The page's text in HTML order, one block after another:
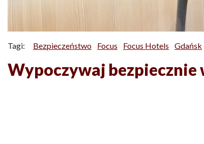
Tagi: Bezpieczeństwo Focus Focus Hotels Gdańsk
Wypoczywaj bezpiecznie